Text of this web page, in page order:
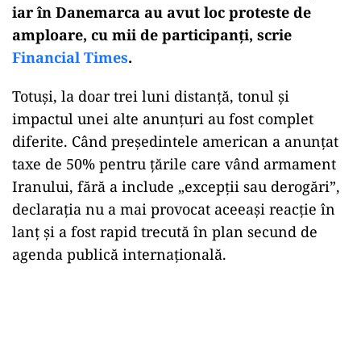
iar în Danemarca au avut loc proteste de
amploare, cu mii de participanți, scrie
Financial Times.
Totuși, la doar trei luni distanță, tonul și
impactul unei alte anunțuri au fost complet
diferite. Când președintele american a anunțat
taxe de 50% pentru țările care vând armament
Iranului, fără a include „excepții sau derogări”,
declarația nu a mai provocat aceeași reacție în
lanț și a fost rapid trecută în plan secund de
agenda publică internațională.